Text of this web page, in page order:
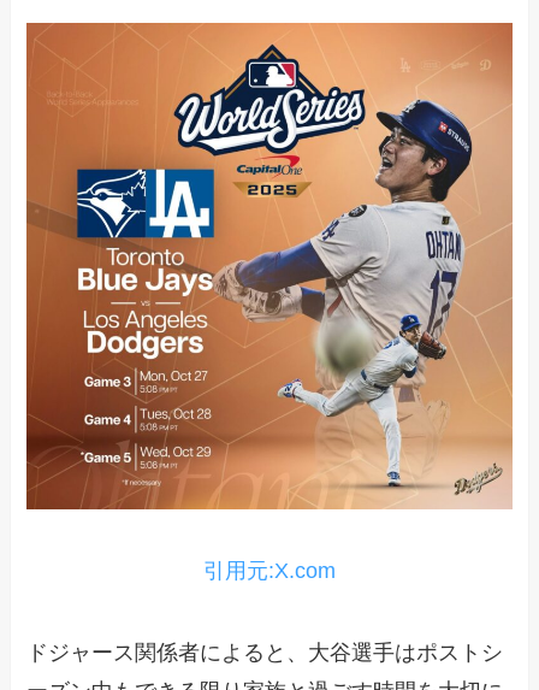
引用元:X.com
ドジャース関係者によると、大谷選手はポストシ